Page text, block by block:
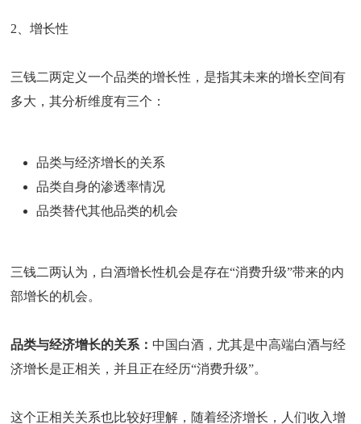
2、增长性
三钱二两定义一个品类的增长性，是指其未来的增长空间有
多大，其分析维度有三个：
品类与经济增长的关系
品类自身的渗透率情况
品类替代其他品类的机会
三钱二两认为，白酒增长性机会是存在“消费升级”带来的内
部增长的机会。
品类与经济增长的关系： 中国白酒，尤其是中高端白酒与经
济增长是正相关，并且正在经历“消费升级”。
这个正相关关系也比较好理解，随着经济增长，人们收入增